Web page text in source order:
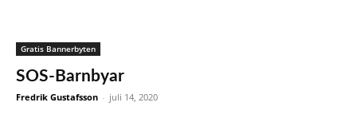
Gratis Bannerbyten
SOS-Barnbyar
Fredrik Gustafsson - juli 14, 2020